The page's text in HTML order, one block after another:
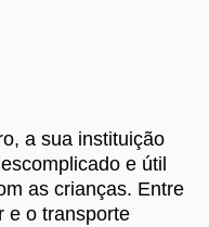
a sua instituição
e útil
as crianças. Entre
e o transporte